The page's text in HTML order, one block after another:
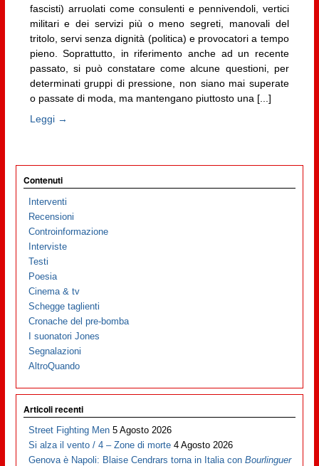
fascisti) arruolati come consulenti e pennivendoli, vertici
militari e dei servizi più o meno segreti, manovali del
tritolo, servi senza dignità (politica) e provocatori a tempo
pieno. Soprattutto, in riferimento anche ad un recente
passato, si può constatare come alcune questioni, per
determinati gruppi di pressione, non siano mai superate
o passate di moda, ma mantengano piuttosto una [...]
Leggi →
Contenuti
Interventi
Recensioni
Controinformazione
Interviste
Testi
Poesia
Cinema & tv
Schegge taglienti
Cronache del pre-bomba
I suonatori Jones
Segnalazioni
AltroQuando
Articoli recenti
Street Fighting Men 5 Agosto 2026
Si alza il vento / 4 – Zone di morte 4 Agosto 2026
Genova è Napoli: Blaise Cendrars torna in Italia conBourlinguer